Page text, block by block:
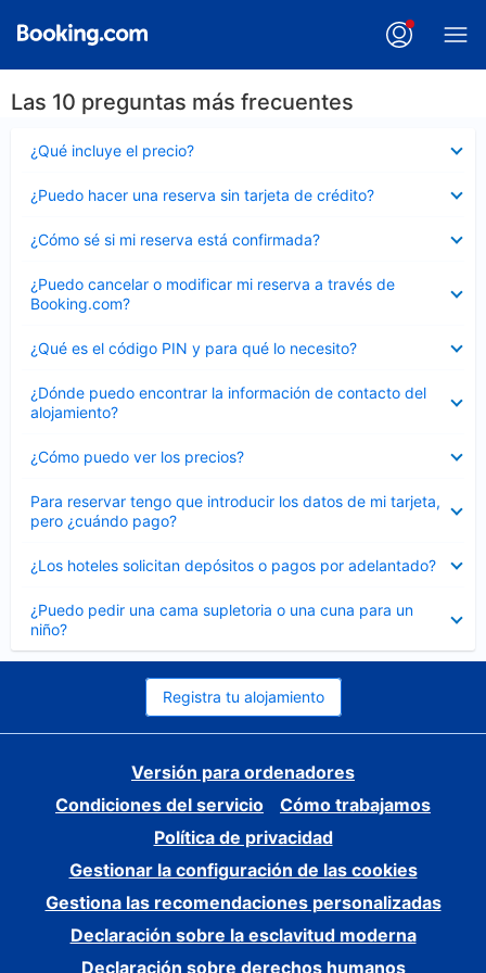
Las 10 preguntas más frecuentes
¿Qué incluye el precio?
cerrado
¿Puedo hacer una reserva sin tarjeta de crédito?
cerrado
¿Cómo sé si mi reserva está confirmada?
cerrado
¿Puedo cancelar o modificar mi reserva a través de
Booking.com?
cerrado
¿Qué es el código PIN y para qué lo necesito?
cerrado
¿Dónde puedo encontrar la información de contacto del
alojamiento?
cerrado
¿Cómo puedo ver los precios?
cerrado
Para reservar tengo que introducir los datos de mi tarjeta,
pero ¿cuándo pago?
cerrado
¿Los hoteles solicitan depósitos o pagos por adelantado?
cerrado
¿Puedo pedir una cama supletoria o una cuna para un
niño?
cerrado
Registra tu alojamiento
Versión para ordenadores
Condiciones del servicio
Cómo trabajamos
Política de privacidad
Gestionar la configuración de las cookies
Gestiona las recomendaciones personalizadas
Declaración sobre la esclavitud moderna
Declaración sobre derechos humanos